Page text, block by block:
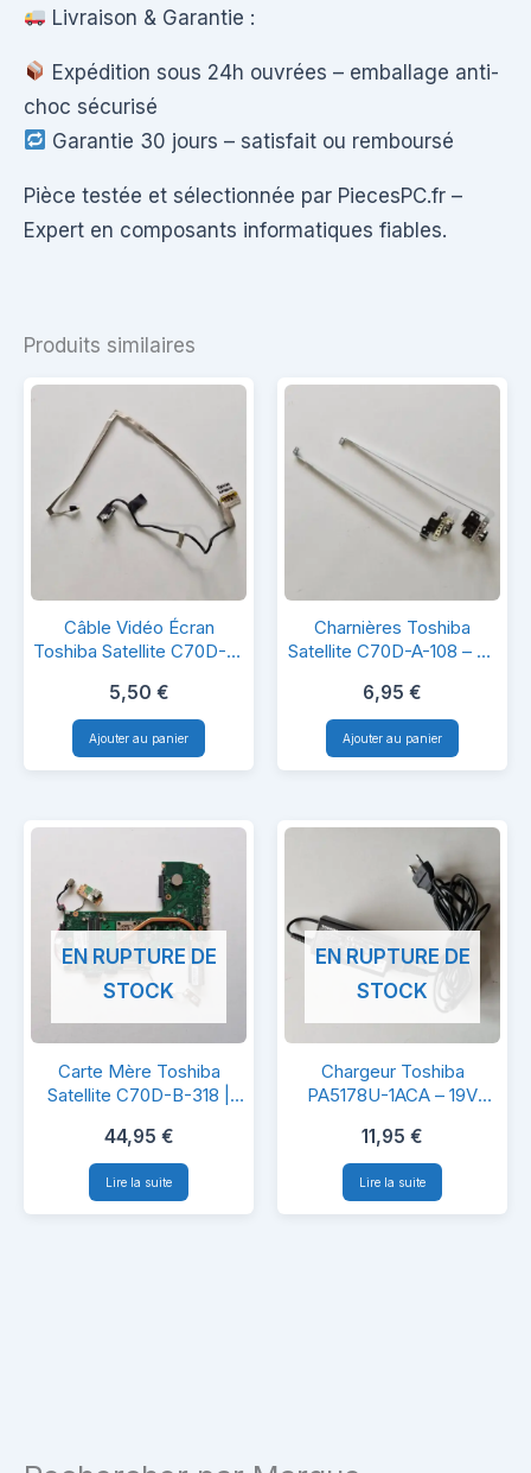
Livraison & Garantie :
Expédition sous 24h ouvrées – emballage anti-
choc sécurisé
Garantie 30 jours – satisfait ou remboursé
Pièce testée et sélectionnée par PiecesPC.fr –
Expert en composants informatiques fiables.
Produits similaires
Câble
Vidéo
Écran
Toshiba
Satellite
A-
108
LCD
LVDS
Cable
Câble Vidéo Écran
Toshiba Satellite C70D-A-
5,50 €
Ajouter au panier
Charnières
Toshiba
Satellite
C70D-
A-
–
Gauche
&
Droite
Charnières Toshiba
Satellite C70D-A-108 – Kit
6,95 €
Ajouter au panier
Carte
Mère
Toshiba
Satellite
C70D-
EN RUPTURE DE
STOCK
Carte Mère Toshiba
Satellite C70D-B-318 |
R5 | AR10AN-
6050A2632101-MB-A01
44,95 €
Lire la suite
Chargeur
Toshiba
PA5178U-
1ACA
–
EN RUPTURE DE
STOCK
Chargeur Toshiba
PA5178U-1ACA – 19V
11,95 €
Lire la suite